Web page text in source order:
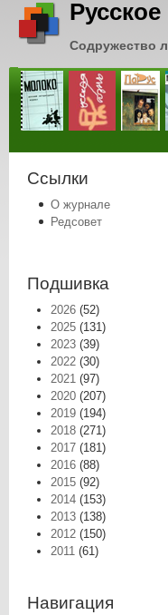
Содружество
Ссылки
О журнале
Редсовет
Подшивка
2026 (52)
2025 (131)
2023 (39)
2022 (30)
2021 (97)
2020 (207)
2019 (194)
2018 (271)
2017 (181)
2016 (88)
2015 (92)
2014 (153)
2013 (138)
2012 (150)
2011 (61)
Навигация